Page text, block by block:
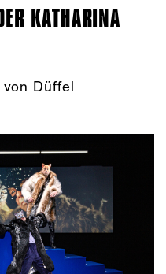
KATHARINA
Düffel